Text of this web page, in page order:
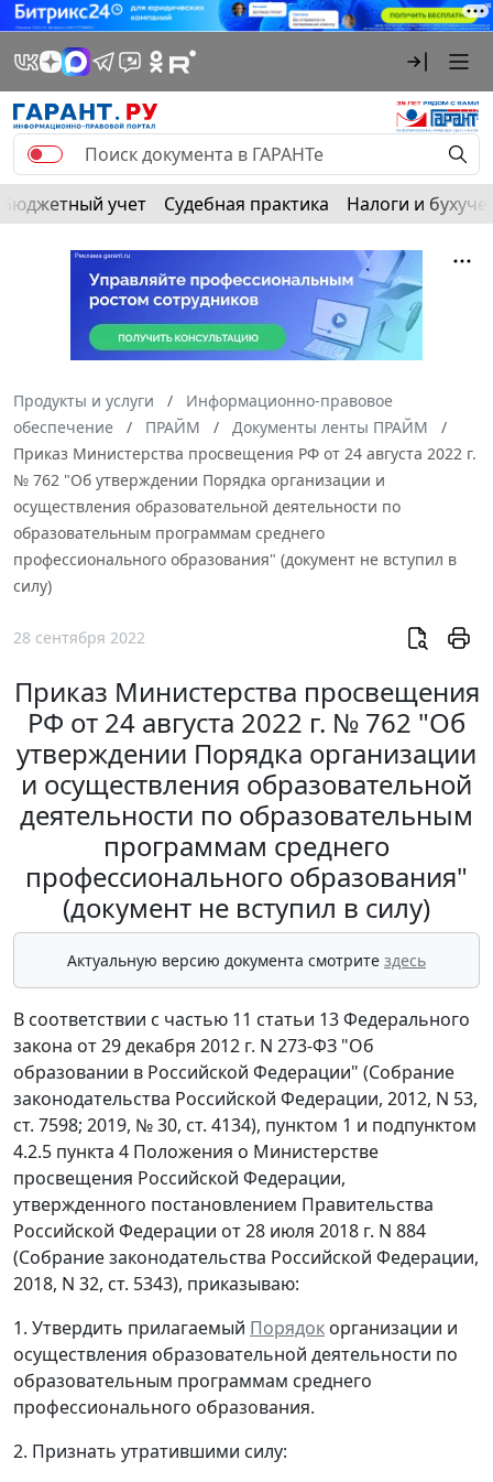
Бюджетный учет Судебная практика Налоги и
Продукты и услуги
Информационно-правовое
обеспечение
ПРАЙМ
Документы ленты ПРАЙМ
Приказ Министерства просвещения РФ от 24 августа 2022 г.
№ 762 "Об утверждении Порядка организации и
осуществления образовательной деятельности по
образовательным программам среднего
профессионального образования" (документ не вступил в
силу)
28 сентября 2022
Приказ Министерства просвещения
РФ от 24 августа 2022 г. № 762 "Об
утверждении Порядка организации
и осуществления образовательной
деятельности по образовательным
программам среднего
профессионального образования"
(документ не вступил в силу)
Актуальную версию документа смотрите здесь
В соответствии с частью 11 статьи 13 Федерального
закона от 29 декабря 2012 г. N 273-ФЗ "Об
образовании в Российской Федерации" (Собрание
законодательства Российской Федерации, 2012, N 53,
ст. 7598; 2019, № 30, ст. 4134), пунктом 1 и подпунктом
4.2.5 пункта 4 Положения о Министерстве
просвещения Российской Федерации,
утвержденного постановлением Правительства
Российской Федерации от 28 июля 2018 г. N 884
(Собрание законодательства Российской Федерации,
2018, N 32, ст. 5343), приказываю:
1. Утвердить прилагаемый Порядок организации и
осуществления образовательной деятельности по
образовательным программам среднего
профессионального образования.
2. Признать утратившими силу: